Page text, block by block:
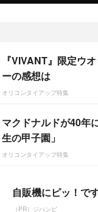
『VIVANT』限定ウ
ーの感想は
オリコンタイアップ特集
マクドナルドが40年
生の甲子園」
オリコンタイアップ特集
自販機にピッ！で
（PR）ジハンピ